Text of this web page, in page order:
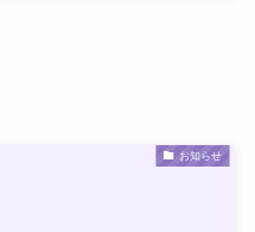
お知らせ